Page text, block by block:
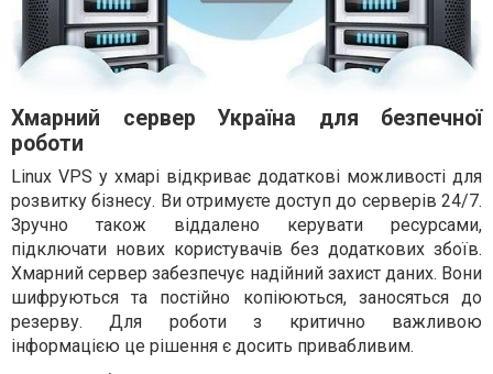
Хмарний сервер Україна для безпечної
роботи
Linux VPS у хмарі відкриває додаткові можливості для
розвитку бізнесу. Ви отримуєте доступ до серверів 24/7.
Зручно також віддалено керувати ресурсами,
підключати нових користувачів без додаткових збоїв.
Хмарний сервер забезпечує надійний захист даних. Вони
шифруються та постійно копіюються, заносяться до
резерву. Для роботи з критично важливою
інформацією це рішення є досить привабливим.